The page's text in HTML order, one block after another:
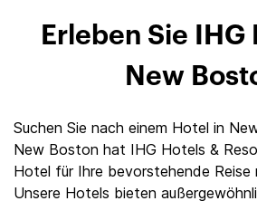
Erleben Sie IHG
New
Suchen Sie nach einem Hotel in
New Boston hat IHG Hotels &
Hotel für Ihre bevorstehende
Unsere Hotels bieten